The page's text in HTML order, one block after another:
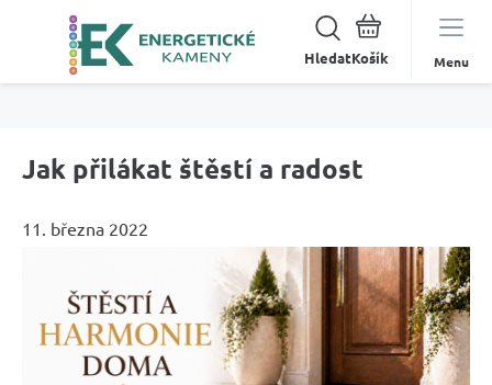
Hledat Menu
Jak přilákat štěstí a radost
11. března 2022